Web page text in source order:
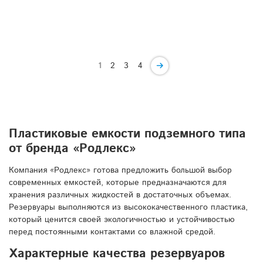
1 2 3 4
Пластиковые емкости подземного типа
от бренда «Родлекс»
Компания «Родлекс» готова предложить большой выбор
современных емкостей, которые предназначаются для
хранения различных жидкостей в достаточных объемах.
Резервуары выполняются из высококачественного пластика,
который ценится своей экологичностью и устойчивостью
перед постоянными контактами со влажной средой.
Характерные качества резервуаров